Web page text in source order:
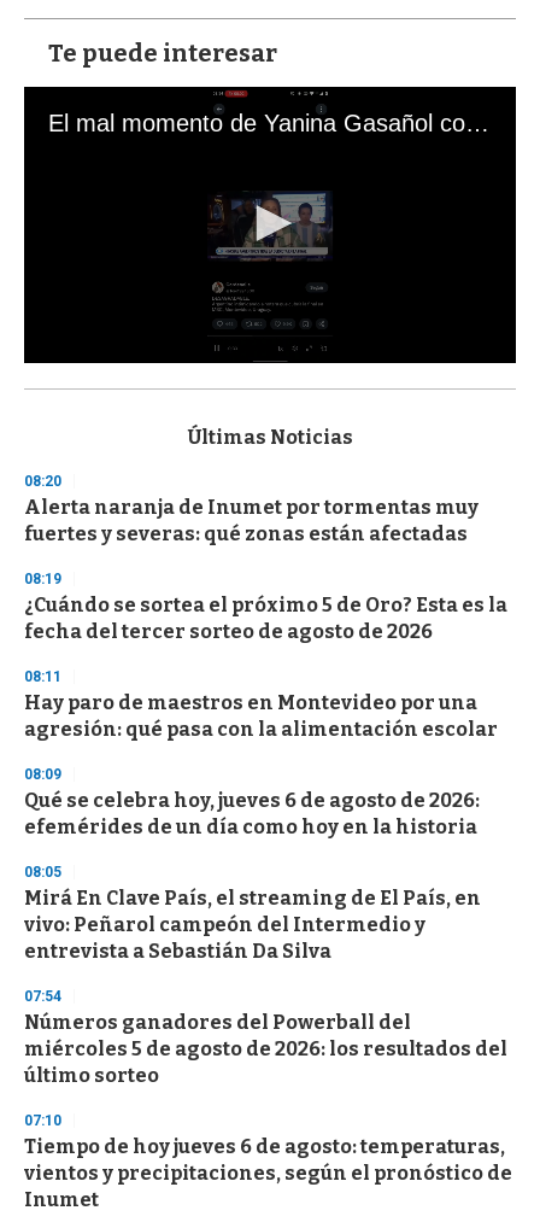
Te puede interesar
El mal momento de Yanina Gasañol con un hincha argentino en "Subrayado"
s
d
s
o
f
3
s
e
c
n
d
Últimas Noticias
08:20
Alerta naranja de Inumet por tormentas muy
fuertes y severas: qué zonas están afectadas
08:19
¿Cuándo se sortea el próximo 5 de Oro? Esta es la
fecha del tercer sorteo de agosto de 2026
08:11
Hay paro de maestros en Montevideo por una
agresión: qué pasa con la alimentación escolar
08:09
Qué se celebra hoy, jueves 6 de agosto de 2026:
efemérides de un día como hoy en la historia
08:05
Mirá En Clave País, el streaming de El País, en
vivo: Peñarol campeón del Intermedio y
entrevista a Sebastián Da Silva
07:54
Números ganadores del Powerball del
miércoles 5 de agosto de 2026: los resultados del
último sorteo
07:10
Tiempo de hoy jueves 6 de agosto: temperaturas,
vientos y precipitaciones, según el pronóstico de
Inumet